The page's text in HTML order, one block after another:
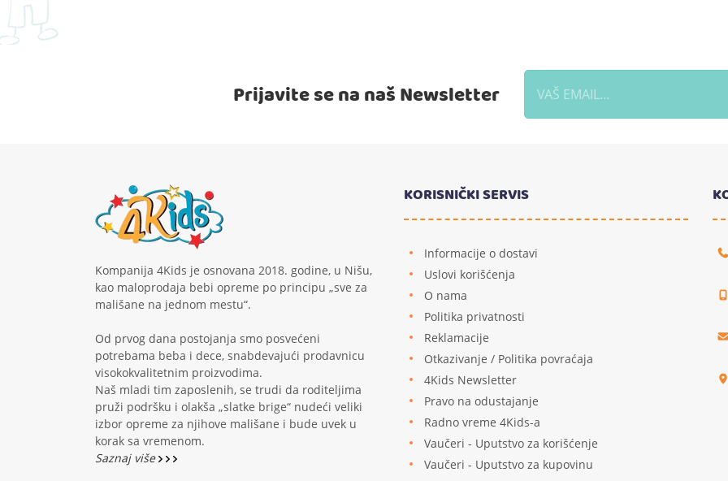
Prijavite se na naš Newsletter
Kompanija 4Kids je osnovana 2018. godine, u Nišu,
kao maloprodaja bebi opreme po principu „sve za
mališane na jednom mestu“.
Od prvog dana postojanja smo posvećeni
potrebama beba i dece, snabdevajući prodavnicu
visokokvalitetnim proizvodima.
Naš mladi tim zaposlenih, se trudi da roditeljima
pruži podršku i olakša „slatke brige“ nudeći veliki
izbor opreme za njihove mališane i bude uvek u
korak sa vremenom.
Saznaj više
KORISNIČKI SERVIS
Informacije o dostavi
Uslovi korišćenja
O nama
Politika privatnosti
Reklamacije
Otkazivanje / Politika povraćaja
4Kids Newsletter
Pravo na odustajanje
Radno vreme 4Kids-a
Vaučeri - Uputstvo za korišćenje
Vaučeri - Uputstvo za kupovinu